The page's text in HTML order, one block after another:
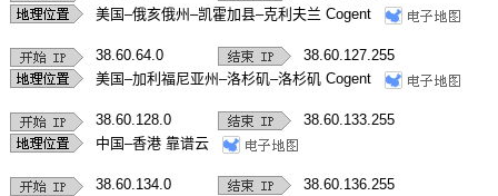
美国–俄亥俄州–凯霍加县–克利夫兰 Cogent
38.60.64.0
38.60.127.255
美国–加利福尼亚州–洛杉矶–洛杉矶 Cogent
38.60.128.0
38.60.133.255
中国–香港 靠谱云
38.60.134.0
38.60.136.255